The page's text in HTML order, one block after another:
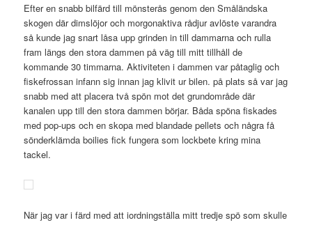
Efter en snabb bilfärd till mönsterås genom den Småländska
skogen där dimslöjor och morgonaktiva rådjur avlöste varandra
så kunde jag snart låsa upp grinden in till dammarna och rulla
fram längs den stora dammen på väg till mitt tillhåll de
kommande 30 timmarna. Aktiviteten i dammen var påtaglig och
fiskefrossan infann sig innan jag klivit ur bilen. på plats så var jag
snabb med att placera två spön mot det grundområde där
kanalen upp till den stora dammen börjar. Båda spöna fiskades
med pop-ups och en skopa med blandade pellets och några få
sönderklämda boilies fick fungera som lockbete kring mina
tackel.
När jag var i färd med att iordningställa mitt tredje spö som skulle